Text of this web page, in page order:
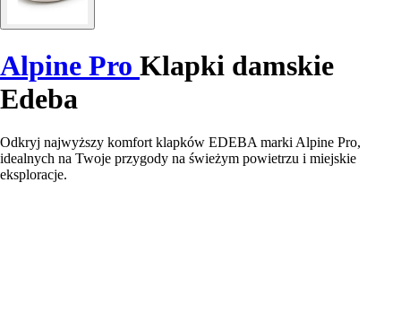
Alpine Pro Klapki damskie
Edeba
Odkryj najwyższy komfort klapków EDEBA marki Alpine Pro,
idealnych na Twoje przygody na świeżym powietrzu i miejskie
eksploracje.